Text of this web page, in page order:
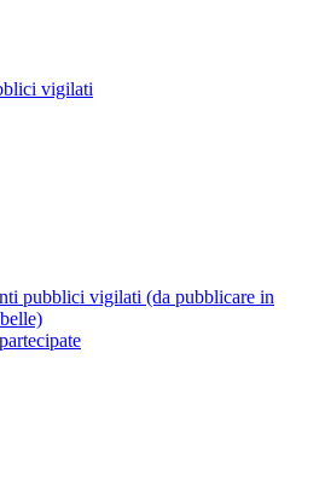
vigilati
pubblici vigilati (da pubblicare in